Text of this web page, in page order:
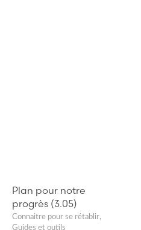
Plan pour notre
progrès (3.05)
Connaitre pour se rétablir,
Guides et outils